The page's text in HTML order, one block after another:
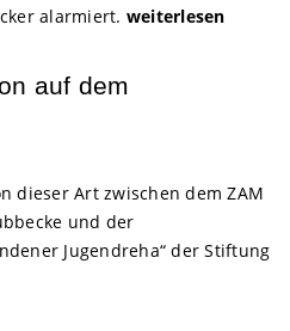
alarmiert. weiterlesen
auf dem
dieser Art zwischen dem ZAM
und der
Jugendreha“ der Stiftung